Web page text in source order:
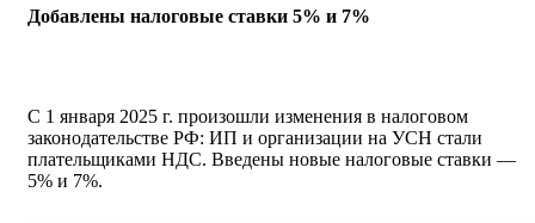
Добавлены налоговые ставки 5% и 7%
С 1 января 2025 г. произошли изменения в налоговом
законодательстве РФ: ИП и организации на УСН стали
плательщиками НДС. Введены новые налоговые ставки —
5% и 7%.